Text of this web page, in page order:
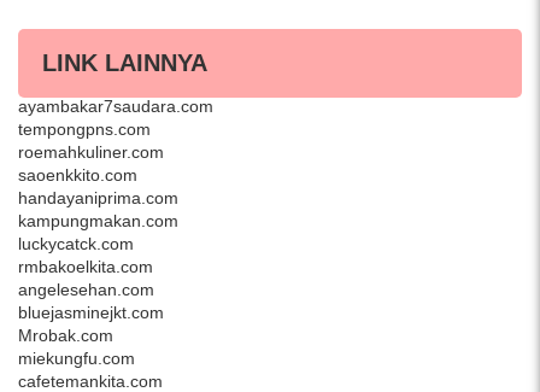
LINK LAINNYA
ayambakar7saudara.com
tempongpns.com
roemahkuliner.com
saoenkkito.com
handayaniprima.com
kampungmakan.com
luckycatck.com
rmbakoelkita.com
angelesehan.com
bluejasminejkt.com
Mrobak.com
miekungfu.com
cafetemankita.com